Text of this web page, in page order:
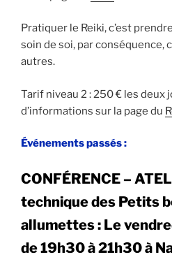
Pratiquer le Reiki, c’est
soin de soi, par conséquence,
autres.
Tarif niveau 2 : 250 € les deux
d’informations sur la page du
Événements passés :
CONFÉRENCE –
technique des Petits
allumettes: Le
de 19h30 à 21h30à